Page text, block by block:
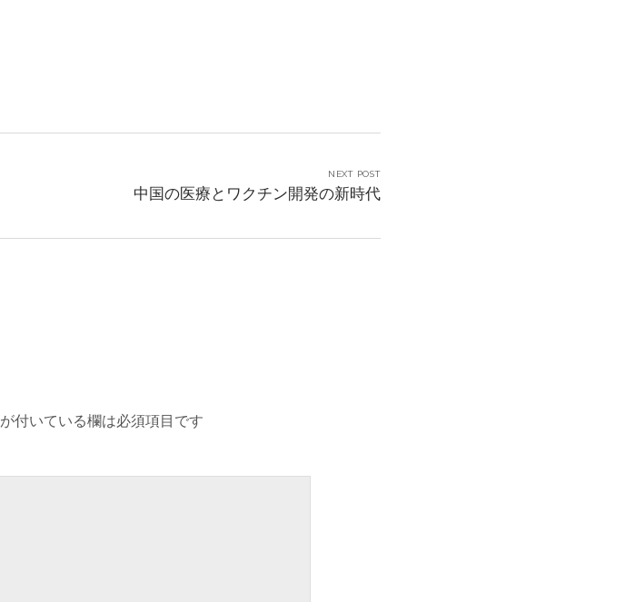
NEXT POST
中国の医療とワクチン開発の新時代
が付いている欄は必須項目です